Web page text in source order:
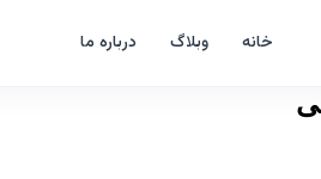
خانه وبلاگ درباره ما